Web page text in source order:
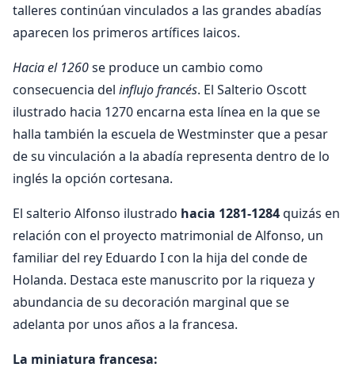
talleres continúan vinculados a las grandes abadías
aparecen los primeros artífices laicos.
Hacia el 1260se produce un cambio como
consecuencia del influjo francés. El Salterio Oscott
ilustrado hacia 1270 encarna esta línea en la que se
halla también la escuela de Westminster que a pesar
de su vinculación a la abadía representa dentro de lo
inglés la opción cortesana.
El salterio Alfonso ilustrado hacia 1281-1284quizás en
relación con el proyecto matrimonial de Alfonso, un
familiar del rey Eduardo I con la hija del conde de
Holanda. Destaca este manuscrito por la riqueza y
abundancia de su decoración marginal que se
adelanta por unos años a la francesa.
La miniatura francesa: